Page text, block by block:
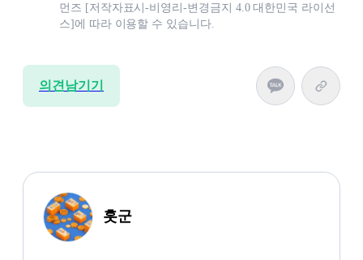
먼즈 [저작자표시-비영리-변경금지 4.0 대한민국 라이선
스]에 따라 이용할 수 있습니다.
의견남기기
훗군